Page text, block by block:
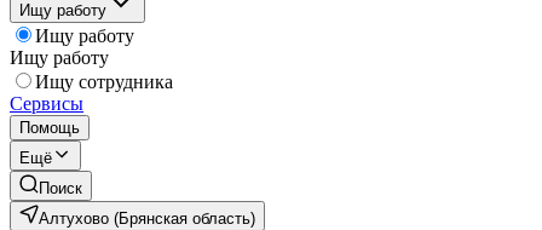
Ищу работу
Ищу работу
Ищу работу
Ищу сотрудника
Сервисы
Помощь
Ещё
Поиск
Алтухово (Брянская область)